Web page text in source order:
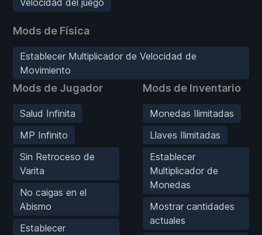
Velocidad del juego
Mods de Física
Establecer Multiplicador de Velocidad de
Movimiento
Mods de Jugador
Salud Infinita
MP Infinito
Sin Retroceso de
Varita
No caigas en el
Abismo
Establecer
Mods de Inventario
Monedas Ilimitadas
Llaves Ilimitadas
Establecer
Multiplicador de
Monedas
Mostrar cantidades
actuales